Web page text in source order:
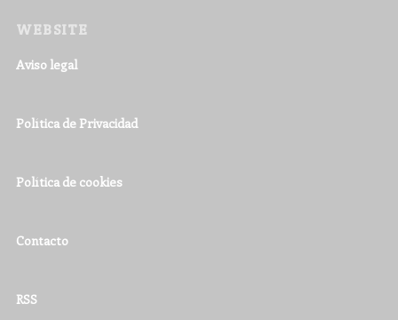
WEBSITE
Aviso legal
Política de Privacidad
Política de cookies
Contacto
RSS